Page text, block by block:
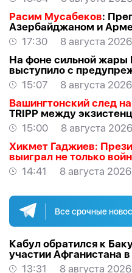
Расим Мусабеков:
Азербайджаном и
создавать проблемы
17:30
8 августа 2026
На фоне сильной
выступило с
15:07
8 августа 2026
Вашингтонский след
TRIPР между
прагматичными
АЛЛАХВЕРАНОВ
15:00
8 августа 2026
Хикмет Гаджиев:
выиграл не только
14:41
8 августа 2026
Все срочные
Кабул обратился к
участии Афганистана в
13:31
8 августа 2026